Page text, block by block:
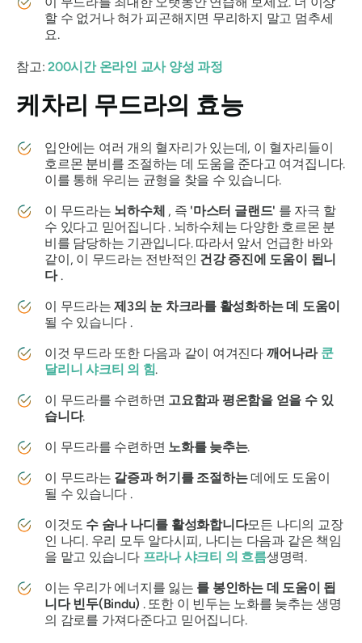
할 수 없거나 혀가 피곤해지면 무리하지 말고 멈추세
요.
참고:200시간 온라인 교사 양성 과정
케차리 무드라의 효능
입안에는 여러 개의 혈자리가 있는데, 이 혈자리들이
호르몬 분비를 조절하는 데 도움을 준다고 여겨집니다.
이를 통해 우리는 균형을 찾을 수 있습니다.
이 무드라는 뇌하수체 , 즉 '마스터 글랜드' 를 자극 할
수 있다고 믿어집니다 . 뇌하수체는 다양한 호르몬 분
비를 담당하는 기관입니다. 따라서 앞서 언급한 바와
같이, 이 무드라는 전반적인 건강 증진에 도움이 됩니
다.
이 무드라는 제3의 눈 차크라를 활성화하는 데 도움이
될 수 있습니다 .
이것 무드라또한 다음과 같이 여겨진다 깨어나라 쿤
달리니 샤크티 의 힘.
이 무드라를 수련하면 고요함과 평온함을 얻을 수 있
습니다.
이 무드라를 수련하면 노화를 늦추는.
이 무드라는 갈증과 허기를 조절하는데에도 도움이
될 수 있습니다 .
이것도 수 숨나 나디를 활성화합니다모든 나디의 교장
인 나디. 우리 모두 알다시피, 나디는 다음과 같은 책임
을 맡고 있습니다 프라나 샤크티 의 흐름생명력.
이는 우리가 에너지를 잃는 를 봉인하는 데 도움이 됩
니다 빈두(Bindu) . 또한 이 빈두는 노화를 늦추는 생명
의 감로를 가져다준다고 믿어집니다.